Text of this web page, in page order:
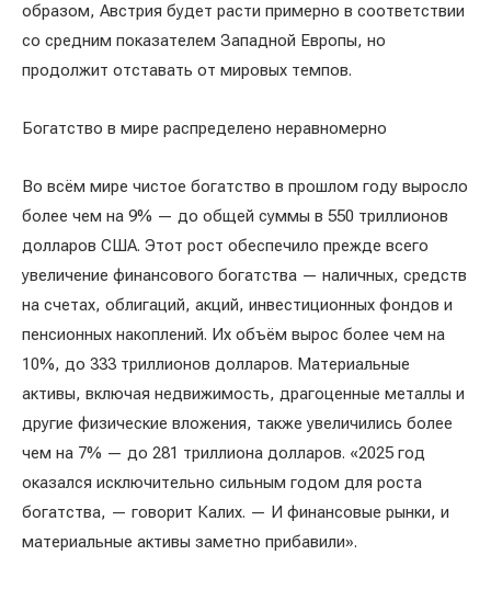
образом, Австрия будет расти примерно в соответствии
со средним показателем Западной Европы, но
продолжит отставать от мировых темпов.
Богатство в мире распределено неравномерно
Во всём мире чистое богатство в прошлом году выросло
более чем на 9% — до общей суммы в 550 триллионов
долларов США. Этот рост обеспечило прежде всего
увеличение финансового богатства — наличных, средств
на счетах, облигаций, акций, инвестиционных фондов и
пенсионных накоплений. Их объём вырос более чем на
10%, до 333 триллионов долларов. Материальные
активы, включая недвижимость, драгоценные металлы и
другие физические вложения, также увеличились более
чем на 7% — до 281 триллиона долларов. «2025 год
оказался исключительно сильным годом для роста
богатства, — говорит Калих. — И финансовые рынки, и
материальные активы заметно прибавили».